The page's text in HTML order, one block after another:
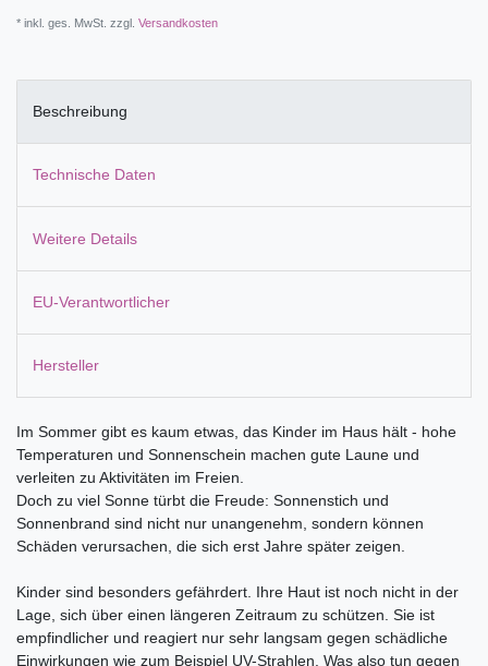
* inkl. ges. MwSt. zzgl. Versandkosten
Beschreibung
Technische Daten
Weitere Details
EU-Verantwortlicher
Hersteller
Im Sommer gibt es kaum etwas, das Kinder im Haus hält - hohe
Temperaturen und Sonnenschein machen gute Laune und
verleiten zu Aktivitäten im Freien.
Doch zu viel Sonne türbt die Freude: Sonnenstich und
Sonnenbrand sind nicht nur unangenehm, sondern können
Schäden verursachen, die sich erst Jahre später zeigen.
Kinder sind besonders gefährdert. Ihre Haut ist noch nicht in der
Lage, sich über einen längeren Zeitraum zu schützen. Sie ist
empfindlicher und reagiert nur sehr langsam gegen schädliche
Einwirkungen wie zum Beispiel UV-Strahlen. Was also tun gegen